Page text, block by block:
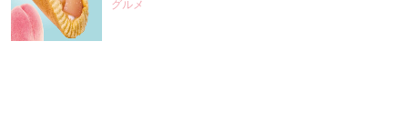
PR（合同会社デジタルファーム ）
グルメ